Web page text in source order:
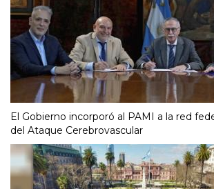
El Gobierno incorporó al PAMI a la red
del Ataque Cerebrovascular